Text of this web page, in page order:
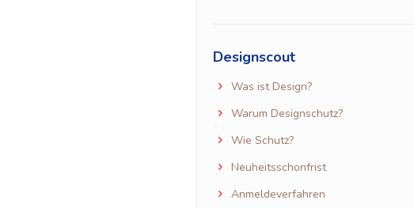
Designscout
Was ist Design?
Warum Designschutz?
Wie Schutz?
Neuheitsschonfrist
Anmeldeverfahren